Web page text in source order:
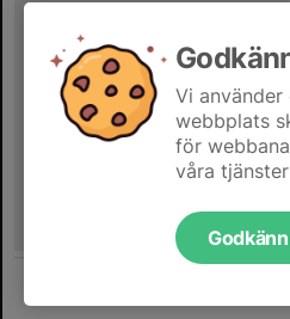
Vi
webbplats
för
våra